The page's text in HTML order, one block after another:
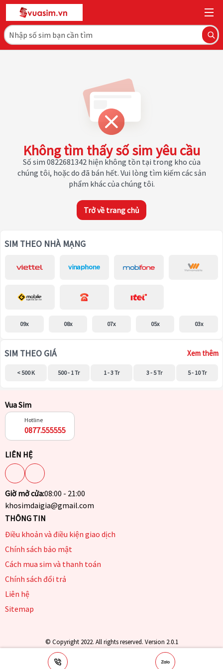
Không tìm thấy số sim yêu cầu
Số sim 0822681342 hiện không tồn tại trong kho của
chúng tôi, hoặc do đã bán hết. Vui lòng tìm kiếm các sản
phẩm khác của chúng tôi.
Trở về trang chủ
SIM THEO NHÀ MẠNG
09x 08x 07x 05x 03x
SIM THEO GIÁ Xem thêm
< 500 K 500 - 1 Tr 1 - 3 Tr 3 - 5 Tr 5 - 10 Tr
Vua Sim
Hotline
0877.555555
LIÊN HỆ
Giờ mở cửa:08:00 - 21:00
khosimdaigia@gmail.com
THÔNG TIN
Điều khoản và điều kiện giao dịch
Chính sách bảo mật
Cách mua sim và thanh toán
Chính sách đổi trả
Liên hệ
Sitemap
© Copyright 2022. All rights reserved. Version 2.0.1